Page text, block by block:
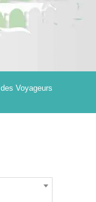
Voyageurs